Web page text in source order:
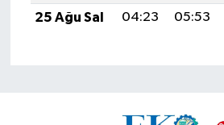
25 Ağu Sal
04:23 05:53